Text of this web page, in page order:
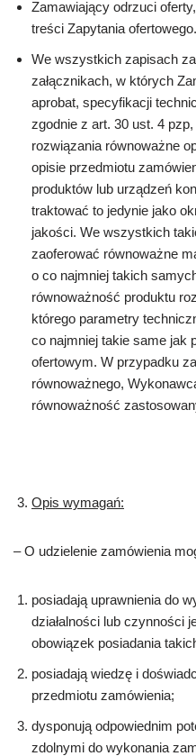
Zamawiający odrzuci
treści Zapytania ofertowego.
We wszystkich zapisach
załącznikach, w których
aprobat, specyfikacji
zgodnie z art. 30 ust. 4
rozwiązania równoważne
opisie przedmiotu
produktów lub urządzeń
traktować to jedynie jako
jakości. We wszystkich
zaoferować równoważne
o co najmniej takich
równoważność produktu
którego parametry
co najmniej takie same jak
ofertowym. W przypadku
równoważnego,
równoważność
Opis wymagań:
– O udzielenie zamówienia
posiadają uprawnienia do
działalności lub czynności
obowiązek posiadania
posiadają wiedzę i
przedmiotu zamówienia;
dysponują odpowiednim
zdolnymi do wykonania